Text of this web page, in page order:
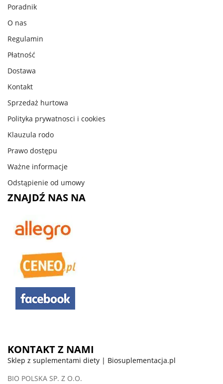
Poradnik
O nas
Regulamin
Płatność
Dostawa
Kontakt
Sprzedaż hurtowa
Polityka prywatnosci i cookies
Klauzula rodo
Prawo dostępu
Ważne informacje
Odstąpienie od umowy
ZNAJDŹ NAS NA
KONTAKT Z NAMI
Sklep z suplementami diety | Biosuplementacja.pl
BIO POLSKA SP. Z O.O.